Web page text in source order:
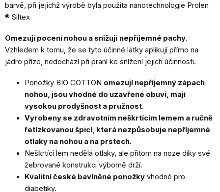
barvě, při jejichž výrobě byla použita nanotechnologie Prolen
® Siltex
Omezují pocení nohou a snižují nepříjemné pachy.
Vzhledem k tomu, že se tyto účinné látky aplikují přímo na
jádro příze, nedochází při praní ke snížení jejich účinnosti.
Ponožky BIO COTTON omezují nepříjemný zápach
nohou, jsou vhodné do uzavřené obuvi, mají
vysokou prodyšnost a pružnost.
Vyrobeny se zdravotním neškrtícím lemem a ručně
řetízkovanou špicí, která nezpůsobuje nepříjemné
otlaky na nohou a na prstech.
Neškrtící lem nedělá otlaky, ale přitom na noze díky své
žebrované konstrukci výborně drží.
Kvalitní české bavlněné ponožky vhodné pro
diabetiky.